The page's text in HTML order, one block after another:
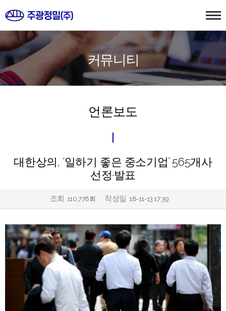
커뮤니티
언론보도
대한상의, ‘일하기 좋은 중소기업’ 565개사
선정·발표
조회 110,778회 작성일 18-11-13 17:39